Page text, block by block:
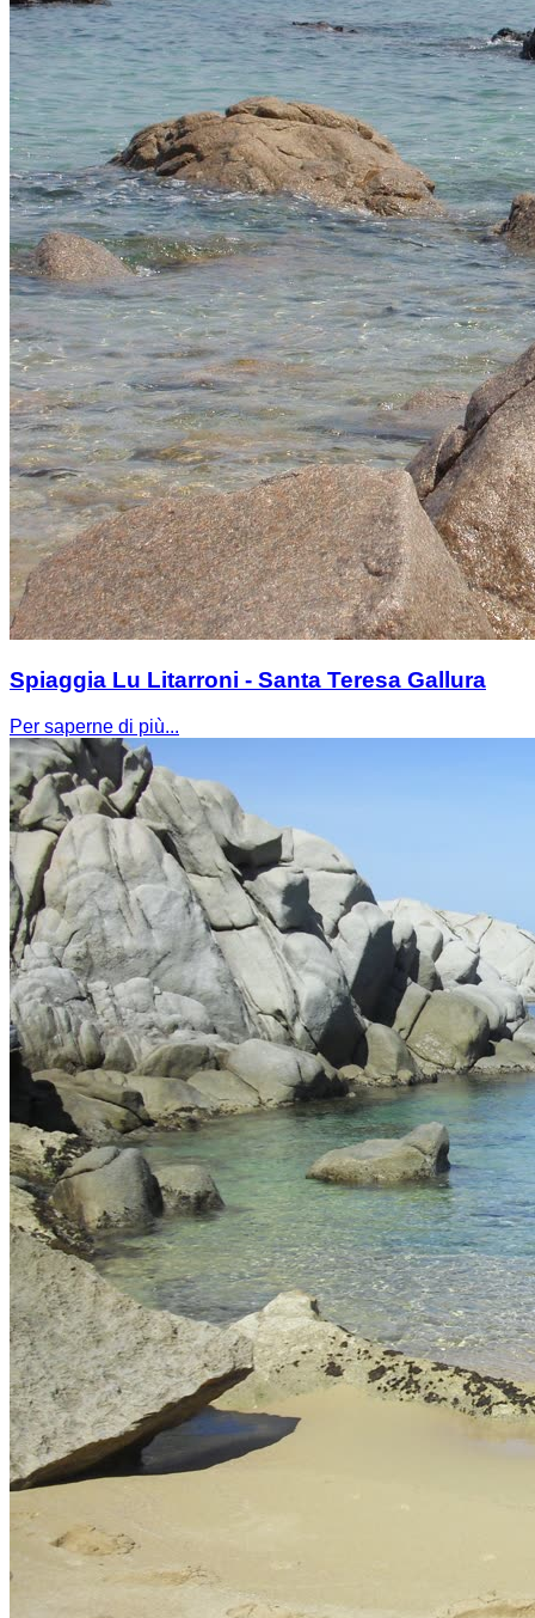
Spiaggia Lu Litarroni - Santa Teresa Gallura
Per saperne di più...